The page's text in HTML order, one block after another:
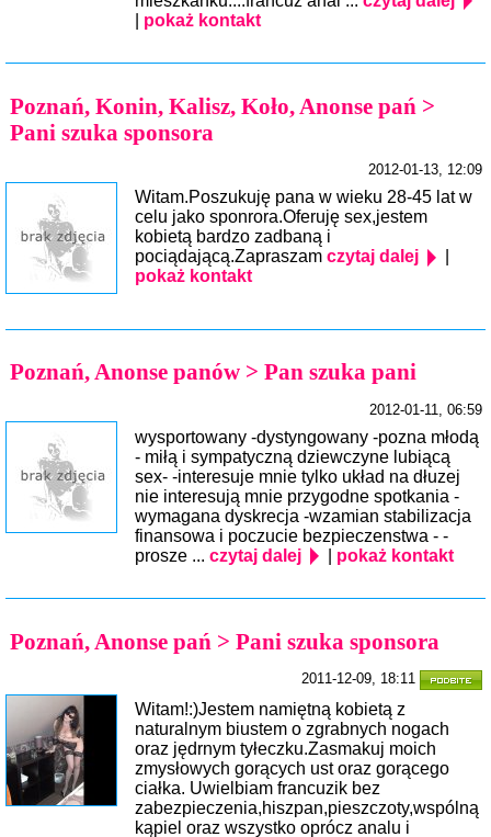
pokaż kontakt
Poznań, Konin, Kalisz, Koło, Anonse pań >
Pani szuka sponsora
2012-01-13, 12:09
Witam.Poszukuję pana w wieku 28-45 lat w
celu jako sponrora.Oferuję sex,jestem
kobietą bardzo zadbaną i
pociądającą.Zapraszam czytaj dalej
pokaż kontakt
Poznań, Anonse panów > Pan szuka pani
2012-01-11, 06:59
wysportowany -dystyngowany -pozna młodą
- miłą i sympatyczną dziewczyne lubiącą
sex- -interesuje mnie tylko układ na dłuzej
nie interesują mnie przygodne spotkania -
wymagana dyskrecja -wzamian stabilizacja
finansowa i poczucie bezpieczenstwa - -
prosze ... czytaj dalej pokaż kontakt
Poznań, Anonse pań > Pani szuka sponsora
2011-12-09, 18:11
Witam!:)Jestem namiętną kobietą z
naturalnym biustem o zgrabnych nogach
oraz jędrnym tyłeczku.Zasmakuj moich
zmysłowych gorących ust oraz gorącego
ciałka. Uwielbiam francuzik bez
zabezpieczenia,hiszpan,pieszczoty,wspólną
kąpiel oraz wszystko oprócz analu i